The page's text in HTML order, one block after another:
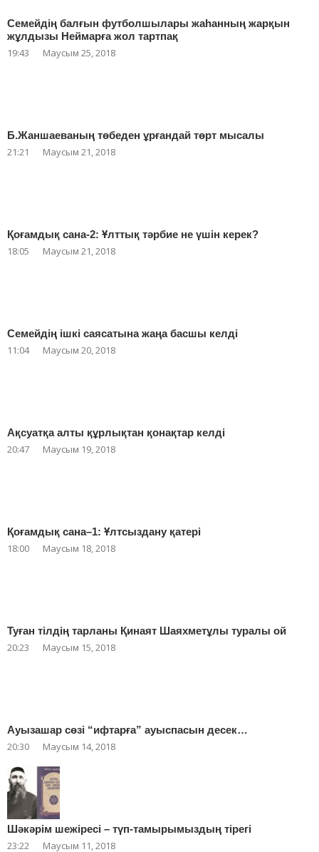
Семейдің балғын футболшылары жаһанның жарқын
жұлдызы Неймарға жол тартпақ
19:43 Маусым 25, 2018
Б.Жаншаеваның төбеден ұрғандай төрт мысалы
21:21 Маусым 21, 2018
Қоғамдық сана-2: Ұлттық тәрбие не үшін керек?
18:05 Маусым 21, 2018
Семейдің ішкі саясатына жаңа басшы келді
11:04 Маусым 20, 2018
Ақсуатқа алты құрлықтан қонақтар келді
20:47 Маусым 19, 2018
Қоғамдық сана–1: Ұлтсыздану қатері
18:00 Маусым 18, 2018
Туған тілдің тарланы Қинаят Шаяхметұлы туралы ой
20:23 Маусым 15, 2018
Ауызашар сөзі “ифтарға” ауыспасын десек…
20:30 Маусым 14, 2018
Шәкәрім шежіресі – түп-тамырымыздың тірегі
23:22 Маусым 11, 2018